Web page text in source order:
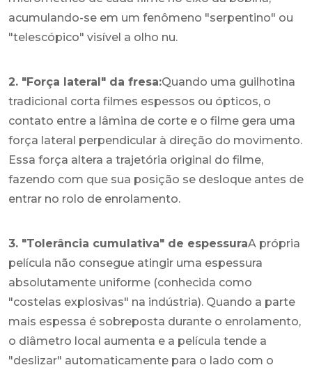
acumulando-se em um fenômeno "serpentino" ou
"telescópico" visível a olho nu.
2. "Força lateral" da fresa:Quando uma guilhotina
tradicional corta filmes espessos ou ópticos, o
contato entre a lâmina de corte e o filme gera uma
força lateral perpendicular à direção do movimento.
Essa força altera a trajetória original do filme,
fazendo com que sua posição se desloque antes de
entrar no rolo de enrolamento.
3. "Tolerância cumulativa" de espessuraA própria
película não consegue atingir uma espessura
absolutamente uniforme (conhecida como
"costelas explosivas" na indústria). Quando a parte
mais espessa é sobreposta durante o enrolamento,
o diâmetro local aumenta e a película tende a
"deslizar" automaticamente para o lado com o